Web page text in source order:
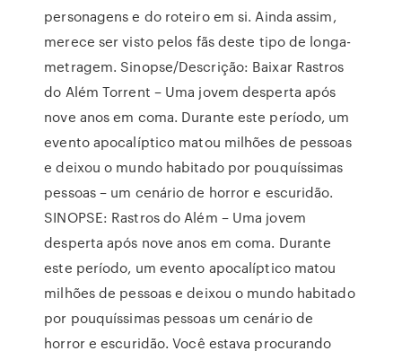
personagens e do roteiro em si. Ainda assim,
merece ser visto pelos fãs deste tipo de longa-
metragem. Sinopse/Descrição: Baixar Rastros
do Além Torrent – Uma jovem desperta após
nove anos em coma. Durante este período, um
evento apocalíptico matou milhões de pessoas
e deixou o mundo habitado por pouquíssimas
pessoas – um cenário de horror e escuridão.
SINOPSE: Rastros do Além – Uma jovem
desperta após nove anos em coma. Durante
este período, um evento apocalíptico matou
milhões de pessoas e deixou o mundo habitado
por pouquíssimas pessoas um cenário de
horror e escuridão. Você estava procurando